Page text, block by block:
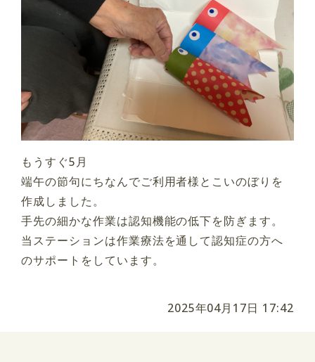
求人情報
もうすぐ5月
端午の節句にちなんでご利用者様とこいのぼりを
作成しました。
手先の細かな作業は認知機能の低下を防ぎます。
当ステーションは作業療法を通して認知症の方へ
のサポートをしています。
2025年04月17日 17:42